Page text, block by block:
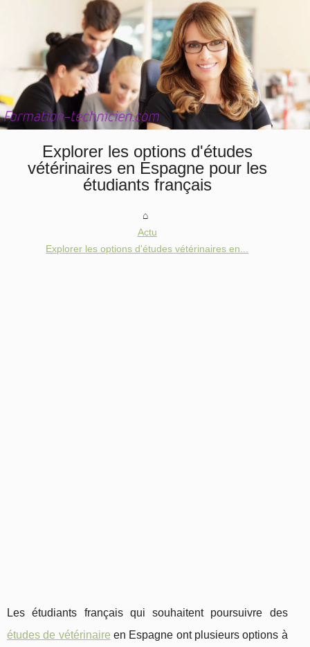
Explorer les options d'études
vétérinaires en Espagne pour les
étudiants français
Actu
Explorer les options d'études vétérinaires en...
Les étudiants français qui souhaitent poursuivre des
études de vétérinaire en Espagne ont plusieurs options à